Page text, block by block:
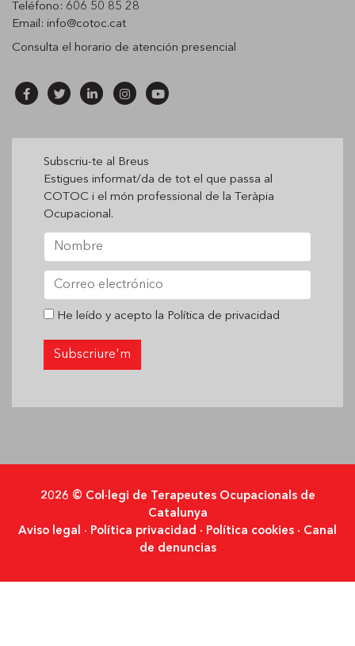
Teléfono: 606 50 85 28
Email: info@cotoc.cat
Consulta el horario de atención presencial
Subscriu-te al Breus
Estigues informat/da de tot el que passa al
COTOC i el món professional de la Teràpia
Ocupacional.
He leído y acepto la Política de privacidad
2026 © Col·legi de Terapeutes Ocupacionals de
Catalunya
Aviso legal · Política privacidad · Política cookies · Canal
de denuncias